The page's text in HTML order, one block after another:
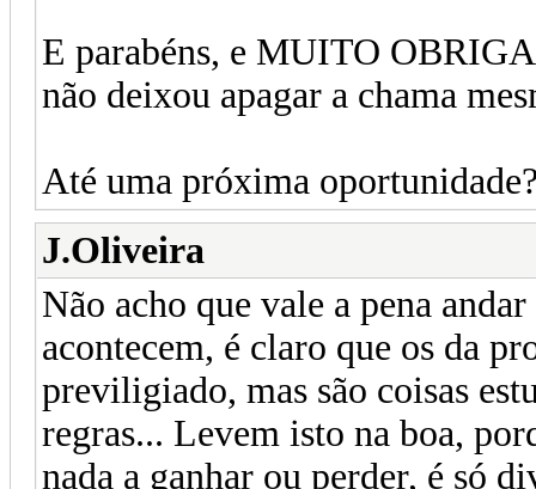
E parabéns, e MUITO
não deixou apagar a chama
Até uma próxima
J.Oliveira
Não acho que vale a pena
acontecem, é claro que os da
previligiado, mas são coisas
regras... Levem isto na boa,
nada a ganhar ou perder, é só